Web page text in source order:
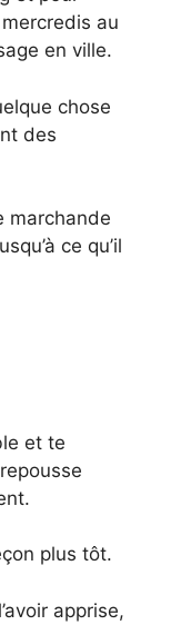
au
en ville.
chose
des
marchande
ce qu’il
et te
plus tôt.
apprise,